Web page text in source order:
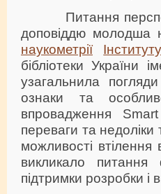
Питання
доповіддю молодша
наукометрії
бібліотеки України
узагальнила
ознаки та
впровадження
переваги та
можливості втілення
викликало
підтримки розробки і